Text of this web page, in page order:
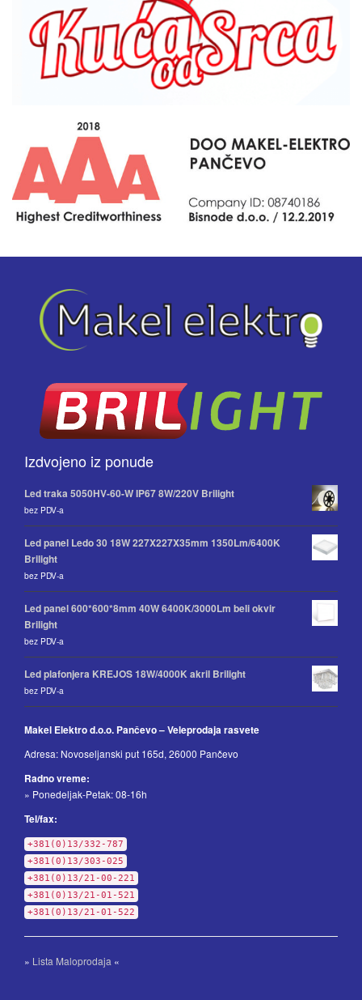
Izdvojeno iz ponude
Led traka 5050HV-60-W IP67 8W/220V Brilight
bez PDV-a
Led panel Ledo 30 18W 227X227X35mm 1350Lm/6400K
Brilight
bez PDV-a
Led panel 600*600*8mm 40W 6400K/3000Lm beli okvir
Brilight
bez PDV-a
Led plafonjera KREJOS 18W/4000K akril Brilight
bez PDV-a
Makel Elektro d.o.o. Pančevo – Veleprodaja rasvete
Adresa: Novoseljanski put 165d, 26000 Pančevo
Radno vreme:
» Ponedeljak-Petak: 08-16h
Tel/fax:
+381(0)13/332-787
+381(0)13/303-025
+381(0)13/21-00-221
+381(0)13/21-01-521
+381(0)13/21-01-522
» Lista Maloprodaja «